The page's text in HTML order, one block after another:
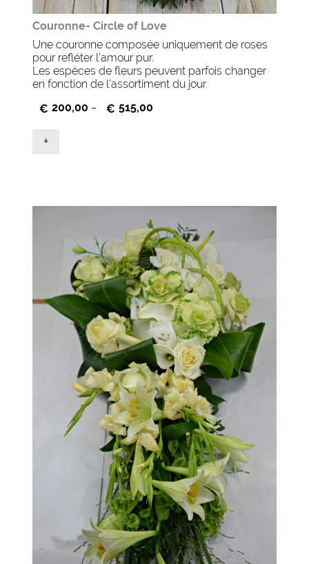
Couronne- Circle of Love
Une couronne composée uniquement de roses
pour refléter l’amour pur.
Les espèces de fleurs peuvent parfois changer
en fonction de l’assortiment du jour.
€ 200,00 – € 515,00
+